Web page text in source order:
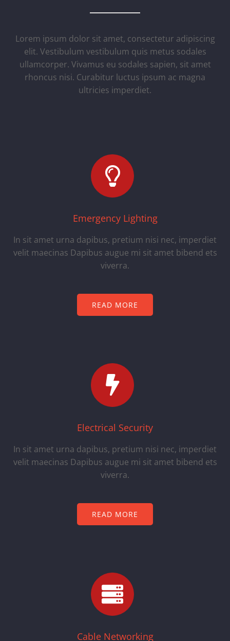
Lorem ipsum dolor sit amet, consectetur adipiscing
elit. Vestibulum vestibulum quis metus sodales
ullamcorper. Vivamus eu sodales sapien, sit amet
rhoncus nisi. Curabitur luctus ipsum ac magna
ultricies imperdiet.
Emergency Lighting
In sit amet urna dapibus, pretium nisi nec, imperdiet
velit maecinas Dapibus augue mi sit amet bibend ets
viverra.
READ MORE
Electrical Security
In sit amet urna dapibus, pretium nisi nec, imperdiet
velit maecinas Dapibus augue mi sit amet bibend ets
viverra.
READ MORE
Cable Networking